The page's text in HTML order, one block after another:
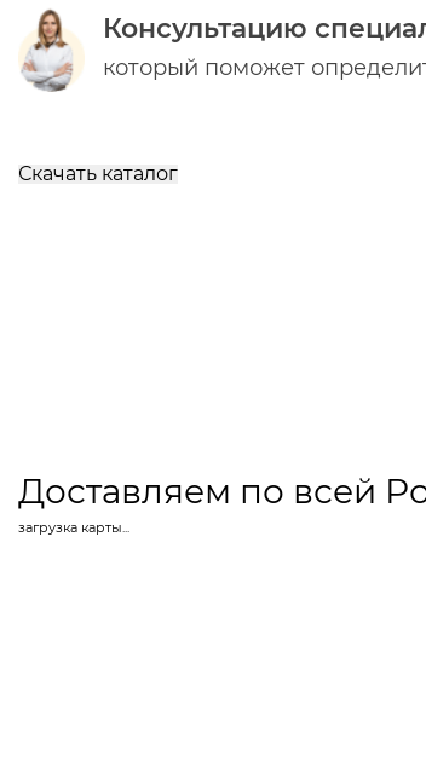
Консультацию
который поможет
Скачать каталог
Доставляем по всей
загрузка карты...